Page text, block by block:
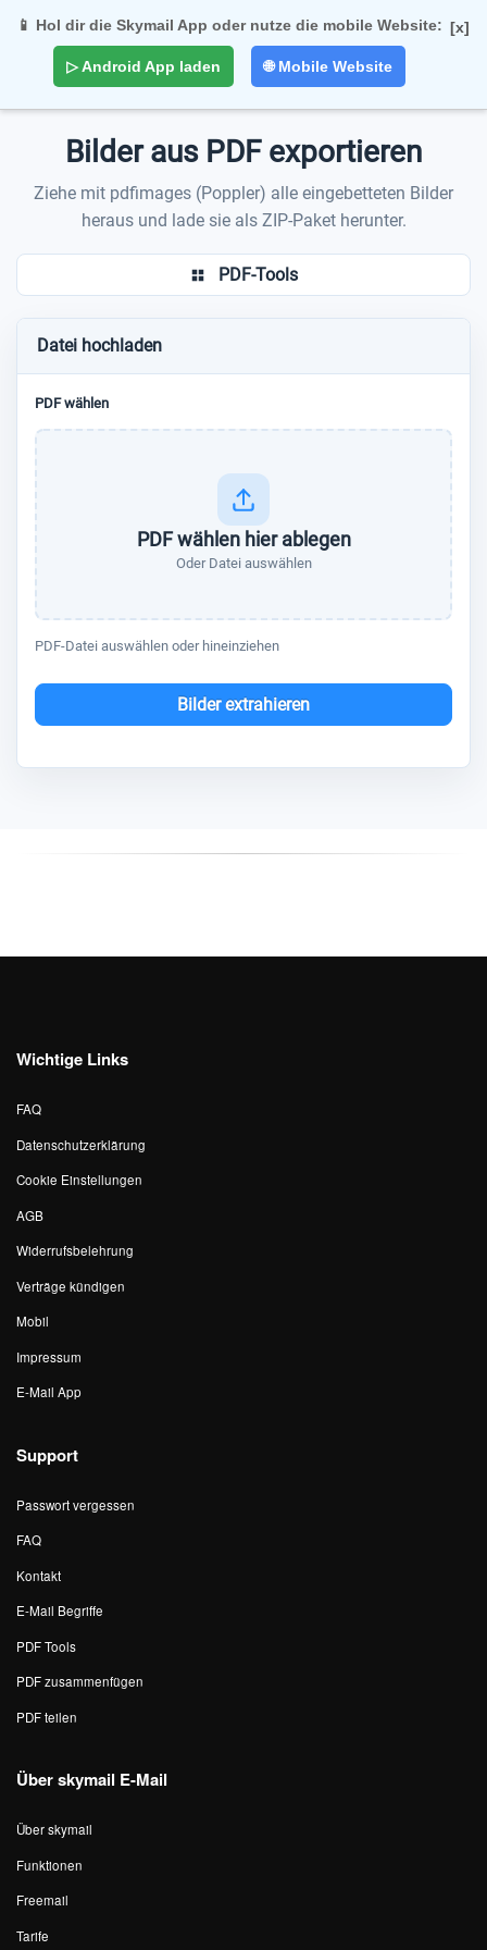
Bilder aus PDF exportieren
Ziehe mit pdfimages (Poppler) alle eingebetteten Bilder
heraus und lade sie als ZIP-Paket herunter.
PDF-Tools
Datei hochladen
PDF wählen
PDF wählen hier ablegen
Oder Datei auswählen
PDF-Datei auswählen oder hineinziehen
Bilder extrahieren
Wichtige Links
FAQ
Datenschutzerklärung
Cookie Einstellungen
AGB
Widerrufsbelehrung
Verträge kündigen
Mobil
Impressum
E-Mail App
Support
Passwort vergessen
FAQ
Kontakt
E-Mail Begriffe
PDF Tools
PDF zusammenfügen
PDF teilen
Über skymail E-Mail
Über skymail
Funktionen
Freemail
Tarife
[x]
📱 Hol dir die Skymail App oder nutze die mobile Website:
▷ Android App laden 🌐 Mobile Website